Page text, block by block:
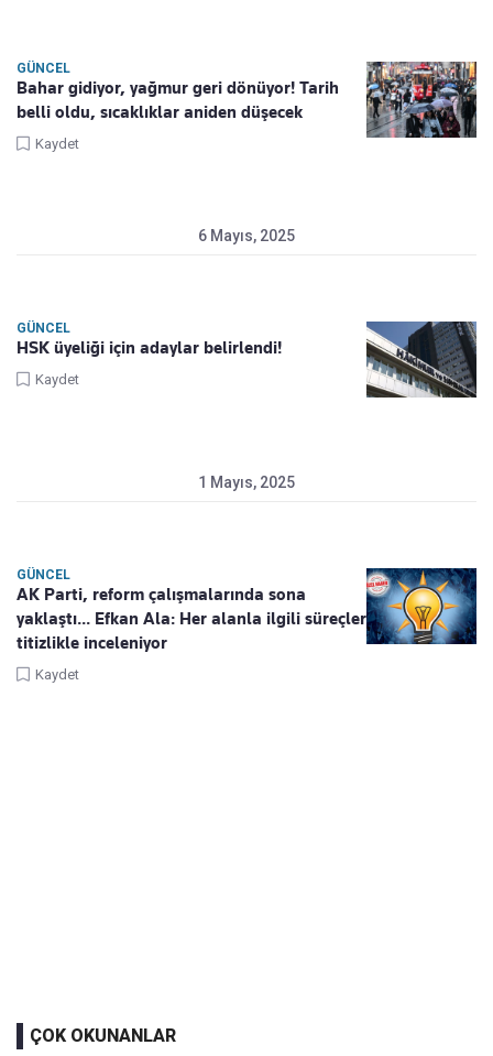
GÜNCEL
Bahar gidiyor, yağmur geri dönüyor! Tarih
belli oldu, sıcaklıklar aniden düşecek
Kaydet
6 Mayıs, 2025
GÜNCEL
HSK üyeliği için adaylar belirlendi!
Kaydet
1 Mayıs, 2025
GÜNCEL
AK Parti, reform çalışmalarında sona
yaklaştı... Efkan Ala: Her alanla ilgili süreçler
titizlikle inceleniyor
Kaydet
ÇOK OKUNANLAR